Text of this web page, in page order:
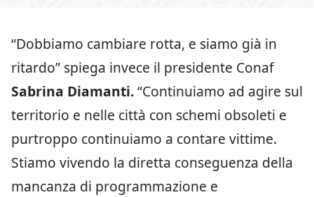
“Dobbiamo cambiare rotta, e siamo già in
ritardo” spiega invece il presidente Conaf
Sabrina Diamanti.“Continuiamo ad agire sul
territorio e nelle città con schemi obsoleti e
purtroppo continuiamo a contare vittime.
Stiamo vivendo la diretta conseguenza della
mancanza di programmazione e